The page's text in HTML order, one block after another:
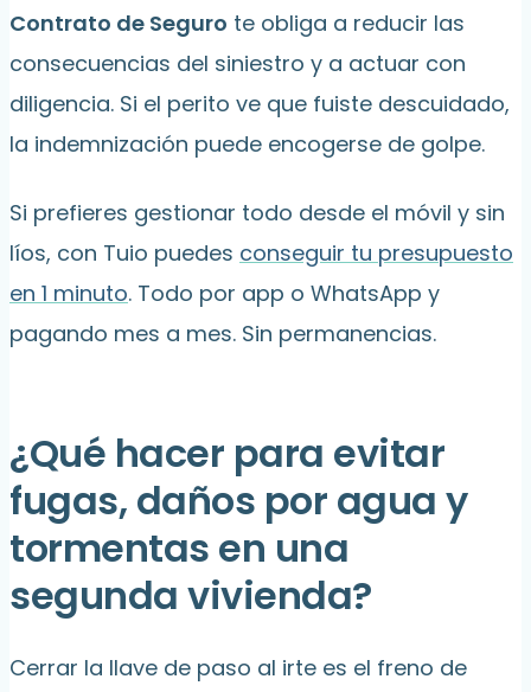
Contrato de Seguro te obliga a reducir las
consecuencias del siniestro y a actuar con
diligencia. Si el perito ve que fuiste descuidado,
la indemnización puede encogerse de golpe.
Si prefieres gestionar todo desde el móvil y sin
líos, con Tuio puedes conseguir tu presupuesto
en 1 minuto. Todo por app o WhatsApp y
pagando mes a mes. Sin permanencias.
¿Qué hacer para evitar
fugas, daños por agua y
tormentas en una
segunda vivienda?
Cerrar la llave de paso al irte es el freno de